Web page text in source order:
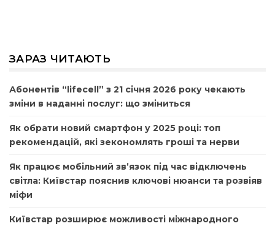
ЗАРАЗ ЧИТАЮТЬ
Абонентів “lifecell” з 21 січня 2026 року чекають
зміни в наданні послуг: що зміниться
Як обрати новий смартфон у 2025 році: топ
рекомендацій, які зекономлять гроші та нерви
Як працює мобільний зв’язок під час відключень
світла: Київстар пояснив ключові нюанси та розвіяв
міфи
Київстар розширює можливості міжнародного